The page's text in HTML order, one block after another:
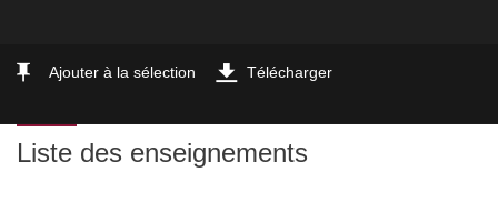
Ajouter à la sélection Télécharger
Liste des enseignements